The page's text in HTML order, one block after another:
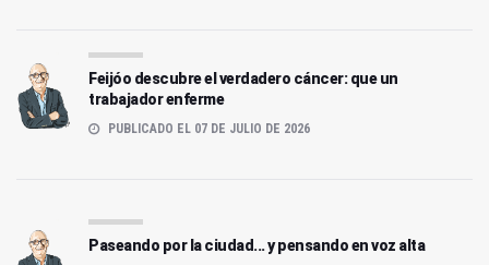
Feijóo descubre el verdadero cáncer: que un
trabajador enferme
PUBLICADO EL 07 DE JULIO DE 2026
Paseando por la ciudad... y pensando en voz alta